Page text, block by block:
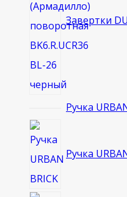
Завертки
Ручка
Ручка